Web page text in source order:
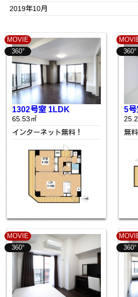
2019年10月
MOVIE
360°
1302号室 1LDK
65.53㎡
インターネット無料！
360°
5
無
MOVIE
360°
360°